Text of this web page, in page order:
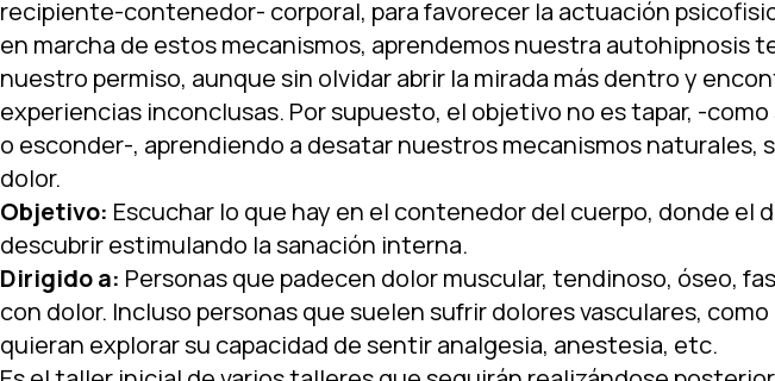
recipiente-contenedor- corporal, para favorecer la actuación
en marcha de estos mecanismos, aprendemos nuestra autohipnosis
nuestro permiso, aunque sin olvidar abrir la mirada más dentro y
experiencias inconclusas. Por supuesto, el objetivo no es tapar, -
o esconder-, aprendiendo a desatar nuestros mecanismos
dolor.
Objetivo: Escuchar lo que hay en el contenedor del cuerpo, donde el
descubrir estimulando la sanación interna.
Dirigido a: Personas que padecen dolor muscular, tendinoso, óseo,
con dolor. Incluso personas que suelen sufrir dolores vasculares,
quieran explorar su capacidad de sentir analgesia, anestesia, etc.